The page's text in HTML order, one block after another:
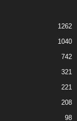
1262
1040
742
321
221
208
98